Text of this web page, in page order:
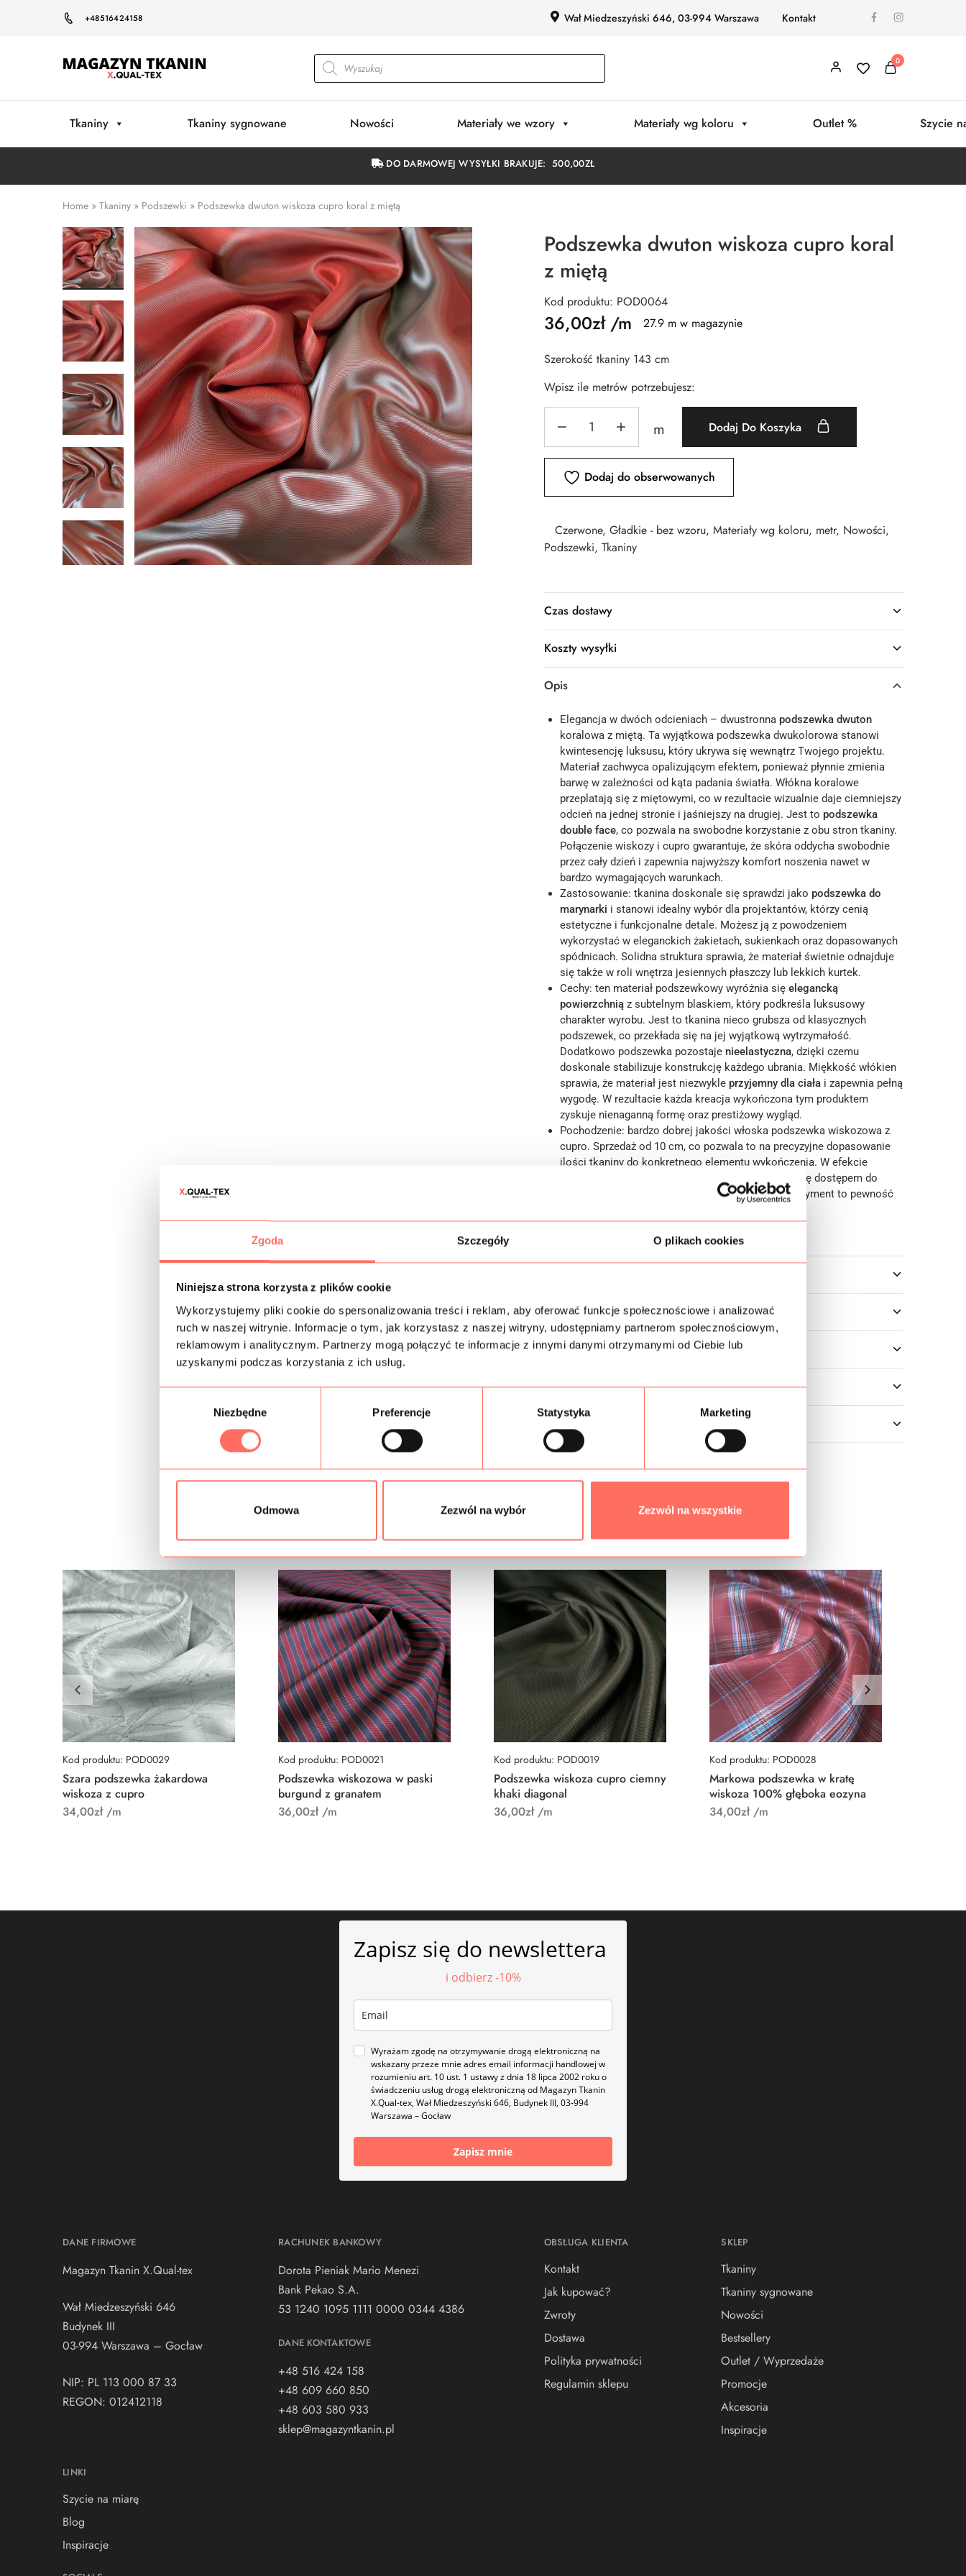
Zgoda Szczegóły O plikach cookies
Niniejsza strona korzysta z plików cookie
Wykorzystujemy pliki cookie do spersonalizowania treści i reklam, aby oferować funkcje społecznościowe i analizować
ruch w naszej witrynie. Informacje o tym, jak korzystasz z naszej witryny, udostępniamy partnerom społecznościowym,
reklamowym i analitycznym. Partnerzy mogą połączyć te informacje z innymi danymi otrzymanymi od Ciebie lub
uzyskanymi podczas korzystania z ich usług.
Niezbędne Preferencje Statystyka Marketing
Odmowa Zezwól na wybór Zezwól na wszystkie
+48516424158 Wał Miedzeszyński 646, 03-994 Warszawa Kontakt
Magazyn
0
Tkaniny Tkaniny sygnowane Nowości Materiały we wzory Materiały wg koloru Outlet % Szycie
DO DARMOWEJ WYSYŁKI BRAKUJE:500,00ZŁ
Home » Tkaniny » Podszewki » Podszewka dwuton wiskoza cupro koral z miętą
Podszewka dwuton wiskoza cupro koral
z miętą
Kod produktu: POD0064
36,00zł/m 27.9 m w magazynie
Szerokość tkaniny 143 cm
Wpisz ile metrów potrzebujesz:
m Dodaj Do Koszyka
Dodaj do obserwowanych
Czerwone, Gładkie - bez wzoru, Materiały wg koloru, metr, Nowości,
Podszewki, Tkaniny
Czas dostawy
Koszty wysyłki
Opis
Elegancja w dwóch odcieniach – dwustronna podszewka dwuton
koralowa z miętą. Ta wyjątkowa podszewka dwukolorowa stanowi
kwintesencję luksusu, który ukrywa się wewnątrz Twojego projektu.
Materiał zachwyca opalizującym efektem, ponieważ płynnie zmienia
barwę w zależności od kąta padania światła. Włókna koralowe
przeplatają się z miętowymi, co w rezultacie wizualnie daje ciemniejszy
odcień na jednej stronie i jaśniejszy na drugiej. Jest to podszewka
double face, co pozwala na swobodne korzystanie z obu stron tkaniny.
Połączenie wiskozy i cupro gwarantuje, że skóra oddycha swobodnie
przez cały dzień i zapewnia najwyższy komfort noszenia nawet w
bardzo wymagających warunkach.
Zastosowanie: tkanina doskonale się sprawdzi jako podszewka do
marynarki i stanowi idealny wybór dla projektantów, którzy cenią
estetyczne i funkcjonalne detale. Możesz ją z powodzeniem
wykorzystać w eleganckich żakietach, sukienkach oraz dopasowanych
spódnicach. Solidna struktura sprawia, że materiał świetnie odnajduje
się także w roli wnętrza jesiennych płaszczy lub lekkich kurtek.
Cechy: ten materiał podszewkowy wyróżnia sięelegancką
powierzchnią z subtelnym blaskiem, który podkreśla luksusowy
charakter wyrobu. Jest to tkanina nieco grubsza od klasycznych
podszewek, co przekłada się na jej wyjątkową wytrzymałość.
Dodatkowo podszewka pozostaje nieelastyczna, dzięki czemu
doskonale stabilizuje konstrukcję każdego ubrania. Miękkość włókien
sprawia, że materiał jest niezwykle przyjemny dla ciała i zapewnia pełną
wygodę. W rezultacie każda kreacja wykończona tym produktem
zyskuje nienaganną formę oraz prestiżowy wygląd.
Pochodzenie: bardzo dobrej jakości włoska podszewka wiskozowa z
cupro. Sprzedaż od 10 cm, co pozwala to na precyzyjne dopasowanie
ilości tkaniny do konkretnego elementu wykończenia. W efekcie
kupujesz dokładnie tyle, ile potrzebujesz, ciesząc się dostępem do
tkaniny premium. Nasz asortyment to pewność
Skład
Próbki tkanin
Gramatura
Bezpieczeństwo
Podobne produkty
Kod produktu: POD0029
Szara podszewka żakardowa
wiskoza z cupro
34,00zł/m
Kod produktu: POD0021
Podszewka wiskozowa w paski
burgund z granatem
36,00zł/m
Kod produktu: POD0019
Podszewka wiskoza cupro ciemny
khaki diagonal
36,00zł/m
Kod produktu: POD0028
Markowa podszewka w kratę
wiskoza 100% głęboka eozyna
34,00zł/m
Zapisz się do newslettera
i odbierz -10%
Wyrażam zgodę na otrzymywanie drogą elektroniczną na
wskazany przeze mnie adres email informacji handlowej w
rozumieniu art. 10 ust. 1 ustawy z dnia 18 lipca 2002 roku o
świadczeniu usług drogą elektroniczną od Magazyn Tkanin
X.Qual-tex, Wał Miedzeszyński 646, Budynek III, 03-994
Warszawa – Gocław
Zapisz mnie
DANE FIRMOWE
Magazyn Tkanin X.Qual-tex
Wał Miedzeszyński 646
Budynek III
03-994 Warszawa – Gocław
NIP: PL 113 000 87 33
REGON: 012412118
LINKI
Szycie na miarę
Blog
Inspiracje
RACHUNEK BANKOWY
Dorota Pieniak Mario Menezi
Bank Pekao S.A.
53 1240 1095 1111 0000 0344 4386
DANE KONTAKTOWE
+48 516 424 158
+48 609 660 850
+48 603 580 933
sklep@magazyntkanin.pl
OBSŁUGA KLIENTA
Kontakt
Jak kupować?
Zwroty
Dostawa
Polityka prywatności
Regulamin sklepu
SKLEP
Tkaniny
Tkaniny sygnowane
Nowości
Bestsellery
Outlet / Wyprzedaże
Promocje
Akcesoria
Inspiracje